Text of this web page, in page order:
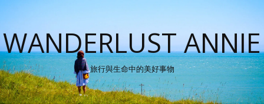
WANDERLUST ANNIE
旅行與生命中的美好事物